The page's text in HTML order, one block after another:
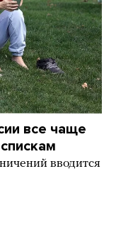
все чаще
вводится